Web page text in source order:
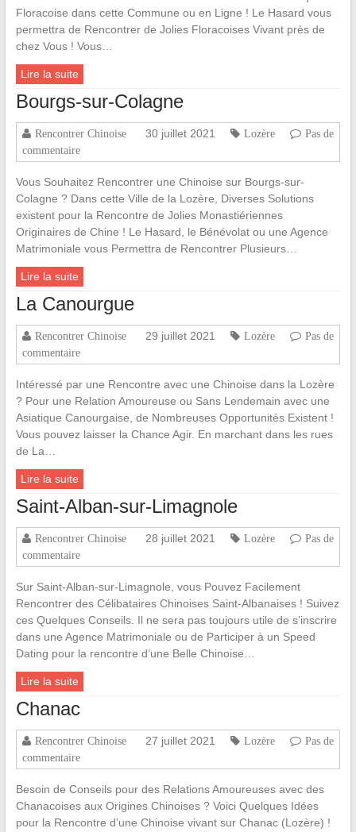
Floracoise dans cette Commune ou en Ligne ! Le Hasard vous
permettra de Rencontrer de Jolies Floracoises Vivant près de
chez Vous ! Vous…
Lire la suite
Bourgs-sur-Colagne
Rencontrer Chinoise 30 juillet 2021 Lozère
Pas de
commentaire
Vous Souhaitez Rencontrer une Chinoise sur Bourgs-sur-
Colagne ? Dans cette Ville de la Lozère, Diverses Solutions
existent pour la Rencontre de Jolies Monastiériennes
Originaires de Chine ! Le Hasard, le Bénévolat ou une Agence
Matrimoniale vous Permettra de Rencontrer Plusieurs…
Lire la suite
La Canourgue
Rencontrer Chinoise 29 juillet 2021 Lozère
Pas de
commentaire
Intéressé par une Rencontre avec une Chinoise dans la Lozère
? Pour une Relation Amoureuse ou Sans Lendemain avec une
Asiatique Canourgaise, de Nombreuses Opportunités Existent !
Vous pouvez laisser la Chance Agir. En marchant dans les rues
de La…
Lire la suite
Saint-Alban-sur-Limagnole
Rencontrer Chinoise 28 juillet 2021 Lozère
Pas de
commentaire
Sur Saint-Alban-sur-Limagnole, vous Pouvez Facilement
Rencontrer des Célibataires Chinoises Saint-Albanaises ! Suivez
ces Quelques Conseils. Il ne sera pas toujours utile de s’inscrire
dans une Agence Matrimoniale ou de Participer à un Speed
Dating pour la rencontre d’une Belle Chinoise…
Lire la suite
Chanac
Rencontrer Chinoise 27 juillet 2021 Lozère
Pas de
commentaire
Besoin de Conseils pour des Relations Amoureuses avec des
Chanacoises aux Origines Chinoises ? Voici Quelques Idées
pour la Rencontre d’une Chinoise vivant sur Chanac (Lozère) !